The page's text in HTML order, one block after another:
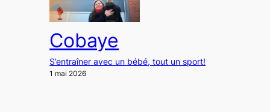
Cobaye
S’entraîner avec un bébé, tout un sport!
1 mai 2026